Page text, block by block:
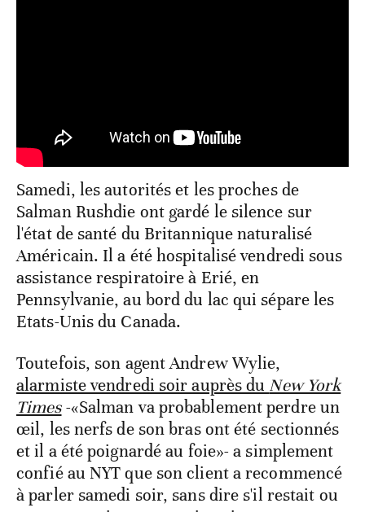
Samedi, les autorités et les proches de
Salman Rushdie ont gardé le silence sur
l'état de santé du Britannique naturalisé
Américain. Il a été hospitalisé vendredi sous
assistance respiratoire à Erié, en
Pennsylvanie, au bord du lac qui sépare les
Etats-Unis du Canada.
Toutefois, son agent Andrew Wylie,
alarmiste vendredi soir auprès du New York
Times-«Salman va probablement perdre un
œil, les nerfs de son bras ont été sectionnés
et il a été poignardé au foie»- a simplement
confié au NYT que son client a recommencé
à parler samedi soir, sans dire s'il restait ou